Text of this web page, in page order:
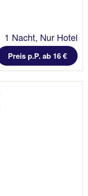
1 Nacht, Nur Hotel
Preis p.P. ab 16 €